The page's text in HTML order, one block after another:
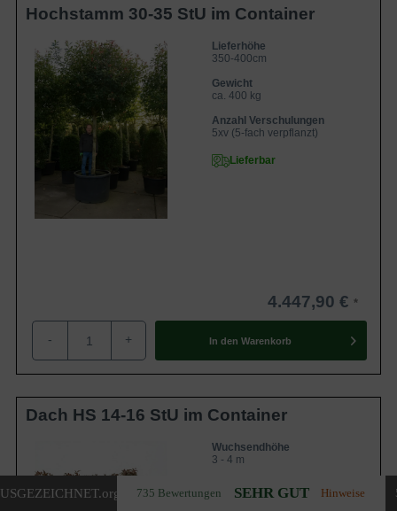
.org 735 Bewertungen SEHR GUT Hinweise
Hochstamm 30-35 StU im Container
Lieferhöhe
350-400cm
Gewicht
ca. 400 kg
Anzahl Verschulungen
5xv (5-fach verpflanzt)
Lieferbar
4.447,90 €
- + In den Warenkorb
Dach HS 14-16 StU im Container
Wuchsendhöhe
3 - 4 m
Immergrün